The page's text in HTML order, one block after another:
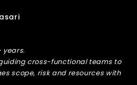
years.
cross-functional teams to
scope, risk and resources with